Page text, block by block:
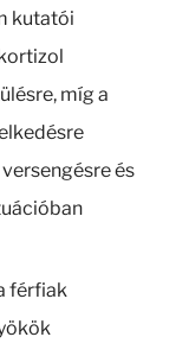
kutatói
míg a
és
férfiak